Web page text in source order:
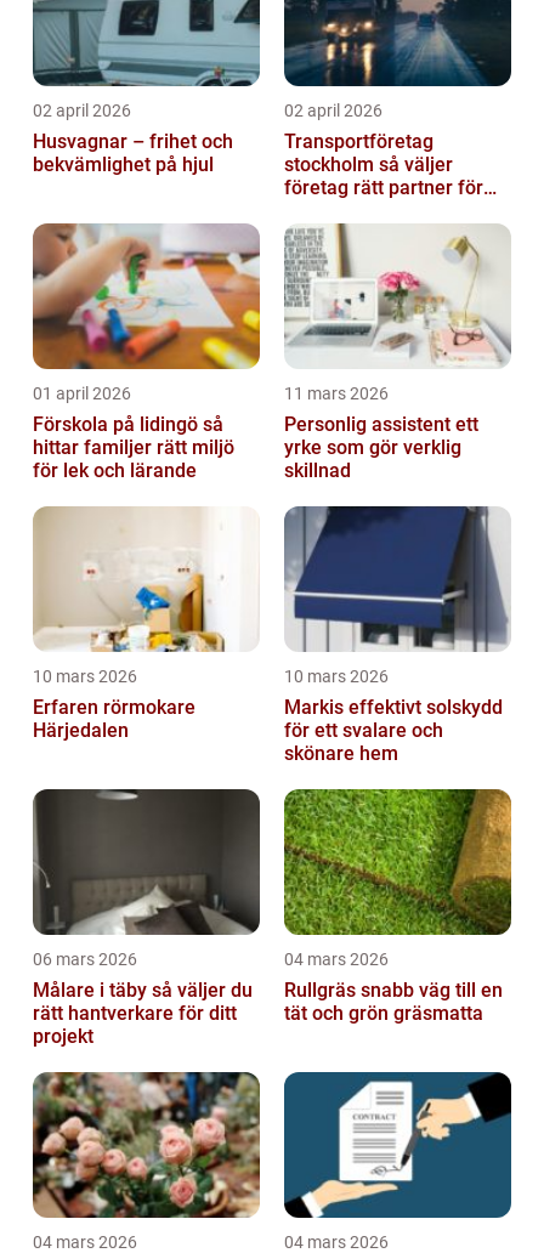
02 april 2026
Husvagnar – frihet och
bekvämlighet på hjul
02 april 2026
Transportföretag
stockholm så väljer
företag rätt partner för
01 april 2026
Förskola på lidingö så
hittar familjer rätt miljö
för lek och lärande
11 mars 2026
Personlig assistent ett
yrke som gör verklig
skillnad
10 mars 2026
Erfaren rörmokare
Härjedalen
10 mars 2026
Markis effektivt solskydd
för ett svalare och
skönare hem
06 mars 2026
Målare i täby så väljer du
rätt hantverkare för ditt
projekt
04 mars 2026
Rullgräs snabb väg till en
tät och grön gräsmatta
04 mars 2026 04 mars 2026